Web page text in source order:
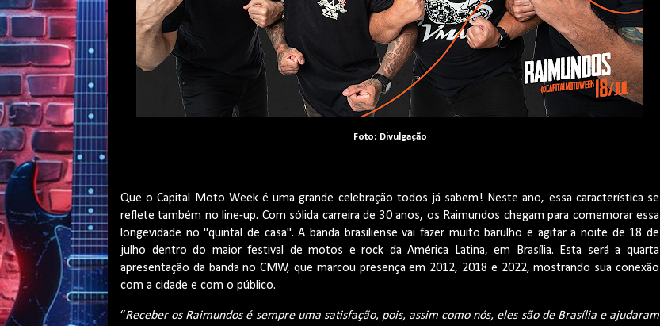
Foto: Divulgação
Que o Capital Moto Week é uma grande celebração todos já sabem! Neste ano, essa característica se
reflete também no line-up. Com sólida carreira de 30 anos, os Raimundos chegam para comemorar essa
longevidade no "quintal de casa". A banda brasiliense vai fazer muito barulho e agitar a noite de 18 de
julho dentro do maior festival de motos e rock da América Latina, em Brasília. Esta será a quarta
apresentação da banda no CMW, que marcou presença em 2012, 2018 e 2022, mostrando sua conexão
com a cidade e com o público.
“Receber os Raimundos é sempre uma satisfação, pois, assim como nós, eles são de Brasília e ajudaram